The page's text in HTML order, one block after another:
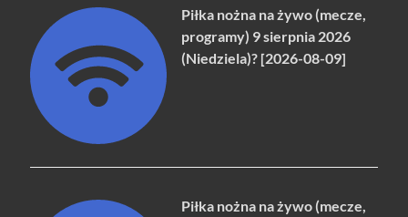
Piłka nożna na żywo (mecze,
programy) 9 sierpnia 2026
(Niedziela)? [2026-08-09]
Piłka nożna na żywo (mecze,